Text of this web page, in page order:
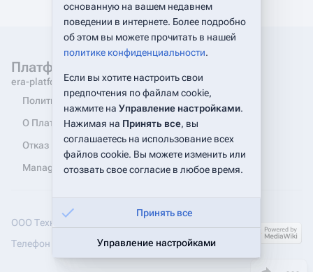
Поделиться
Платформа Эра. Документация
era-platform.ru
Политика конфиденциальности
О Платформа Эра. Документации
Отказ от ответственности
Manage cookie preferences
ООО Технологии коммуникаций
Телефон для связи:+7 (495) 245-50-35
основанную на вашем недавнем
поведении в интернете. Более подробно
об этом вы можете прочитать в нашей
политике конфиденциальности.
Если вы хотите настроить свои
предпочтения по файлам cookie,
нажмите на Управление настройками.
Нажимая на Принять все, вы
соглашаетесь на использование всех
файлов cookie. Вы можете изменить или
отозвать свое согласие в любое время.
Принять все
Управление настройками